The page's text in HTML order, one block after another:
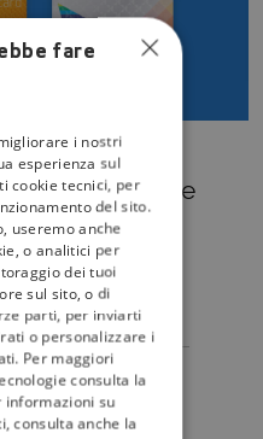
nella migliore
di sempre.
70
fare
i nostri
esperienza sul
cookie tecnici, per
del sito.
useremo anche
o analitici per
dei tuoi
sul sito, o di
parti, per inviarti
o personalizzare i
Per maggiori
consulta la
informazioni su
consulta anche la